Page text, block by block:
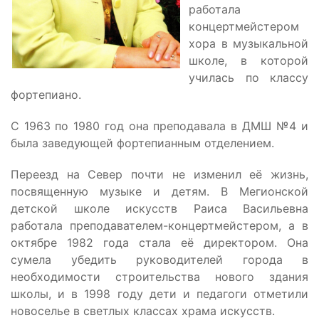
работала
концертмейстером
хора в музыкальной
школе, в которой
училась по классу
фортепиано.
С 1963 по 1980 год она преподавала в ДМШ №4 и
была заведующей фортепианным отделением.
Переезд на Север почти не изменил её жизнь,
посвященную музыке и детям. В Мегионской
детской школе искусств Раиса Васильевна
работала преподавателем-концертмейстером, а в
октябре 1982 года стала её директором. Она
сумела убедить руководителей города в
необходимости строительства нового здания
школы, и в 1998 году дети и педагоги отметили
новоселье в светлых классах храма искусств.